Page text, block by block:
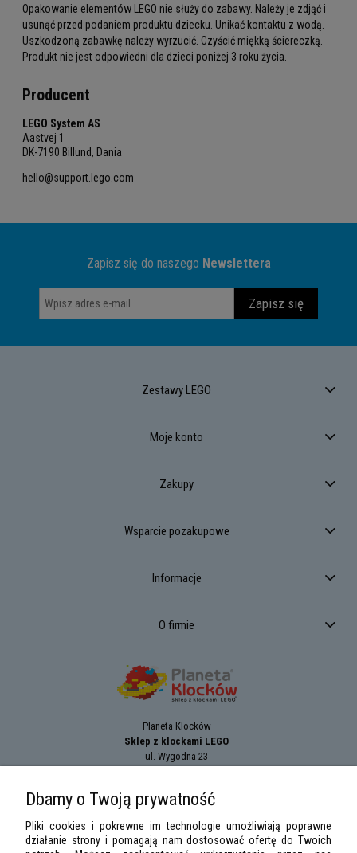
Opakowanie elementów LEGO nie służy do zabawy. Należy je zdjąć i
usunąć przed podaniem produktu dziecku. Unikać kontaktu z wodą.
Uszkodzoną zabawkę należy wyrzucić. Czyścić miękką ściereczką.
Produkt nie jest odpowiedni dla dzieci poniżej 3 roku życia.
Producent
LEGO System AS
Aastvej 1
DK-7190 Billund, Dania
hello@support.lego.com
Zapisz się do naszego Newslettera
Zapisz się
Zestawy LEGO
Moje konto
Zakupy
Wsparcie pozakupowe
Informacje
O firmie
Planeta Klocków
Sklep z klockami LEGO
ul. Wygodna 23
e-mail:sklep@planetaklockow.pl
Dbamy o Twoją prywatność
Pliki cookies i pokrewne im technologie umożliwiają poprawne
działanie strony i pomagają nam dostosować ofertę do Twoich